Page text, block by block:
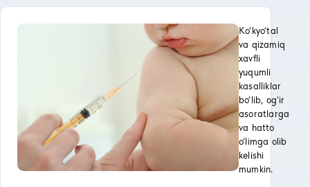
Ko‘kyo‘tal
va qizamiq
xavfli
yuqumli
kasalliklar
bo‘lib, og‘ir
asoratlarga
va hatto
o‘limga olib
kelishi
mumkin.